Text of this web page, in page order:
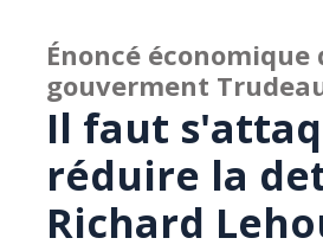
Énoncé économique
gouverment
Il faut
réduire la
Richard